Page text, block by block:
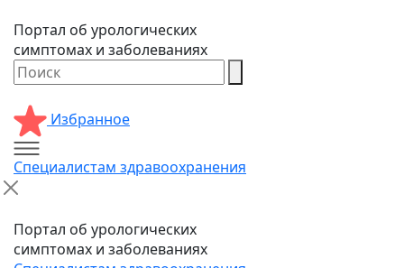
Портал об урологических
симптомах и заболеваниях
Избранное
Специалистам здравоохранения
Портал об урологических
симптомах и заболеваниях